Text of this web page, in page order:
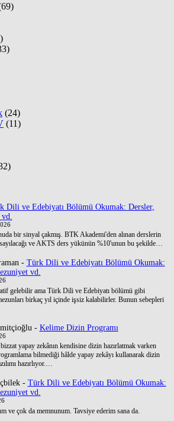
(24)
(11)
Dili ve Edebiyatı Bölümü Okumak: Dersler,
bir sinyal çakmış. BTK Akademi'den alınan derslerin
ve AKTS ders yükünün %10'unun bu şekilde…
- Türk Dili ve Edebiyatı Bölümü Okumak:
vd.
gelebilir ama Türk Dili ve Edebiyatı bölümü gibi
birkaç yıl içinde işsiz kalabilirler. Bunun sebepleri
- Kelime Dizin Programı
yapay zekânın kendisine dizin hazırlatmak varken
bilmediği hâlde yapay zekâyı kullanarak dizin
hazırlıyor.…
- Türk Dili ve Edebiyatı Bölümü Okumak:
vd.
ve çok da memnunum. Tavsiye ederim sana da.